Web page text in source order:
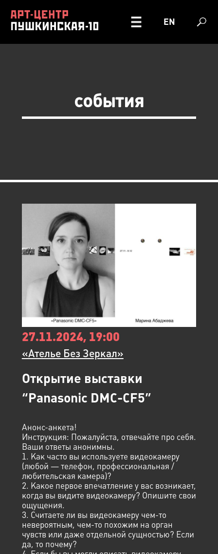
EN
события
27.11.2024, 19:00
«Ателье Без Зеркал»
Открытие выставки
“Panasonic DMC-CF5”
Анонс-анкета!
Инструкция: Пожалуйста, отвечайте про себя.
Ваши ответы анонимны.
1. Как часто вы используете видеокамеру
(любой — телефон, профессиональная /
любительская камера)?
2. Какое первое впечатление у вас возникает,
когда вы видите видеокамеру? Опишите свои
ощущения.
3. Считаете ли вы видеокамеру чем-то
невероятным, чем-то похожим на орган
чувств или даже отдельной сущностью? Если
да, то почему?